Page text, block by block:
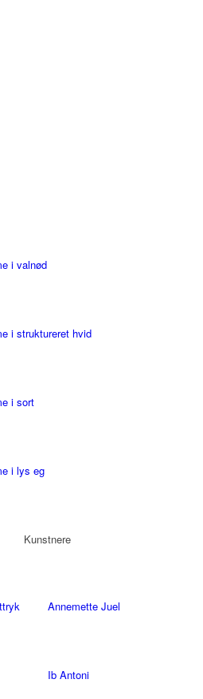
i valnød
i struktureret hvid
i sort
i lys eg
Kunstnere
Annemette Juel
Ib Antoni